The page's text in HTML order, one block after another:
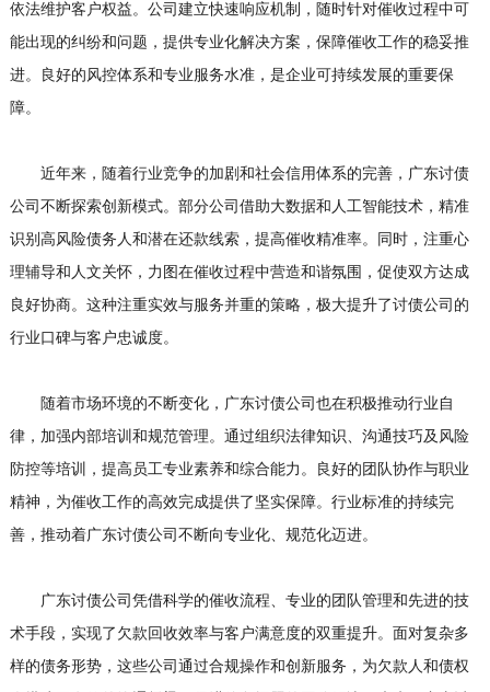
依法维护客户权益。公司建立快速响应机制，随时针对催收过程中可
能出现的纠纷和问题，提供专业化解决方案，保障催收工作的稳妥推
进。良好的风控体系和专业服务水准，是企业可持续发展的重要保
障。
近年来，随着行业竞争的加剧和社会信用体系的完善，广东讨债
公司不断探索创新模式。部分公司借助大数据和人工智能技术，精准
识别高风险债务人和潜在还款线索，提高催收精准率。同时，注重心
理辅导和人文关怀，力图在催收过程中营造和谐氛围，促使双方达成
良好协商。这种注重实效与服务并重的策略，极大提升了讨债公司的
行业口碑与客户忠诚度。
随着市场环境的不断变化，广东讨债公司也在积极推动行业自
律，加强内部培训和规范管理。通过组织法律知识、沟通技巧及风险
防控等培训，提高员工专业素养和综合能力。良好的团队协作与职业
精神，为催收工作的高效完成提供了坚实保障。行业标准的持续完
善，推动着广东讨债公司不断向专业化、规范化迈进。
广东讨债公司凭借科学的催收流程、专业的团队管理和先进的技
术手段，实现了欠款回收效率与客户满意度的双重提升。面对复杂多
样的债务形势，这些公司通过合规操作和创新服务，为欠款人和债权